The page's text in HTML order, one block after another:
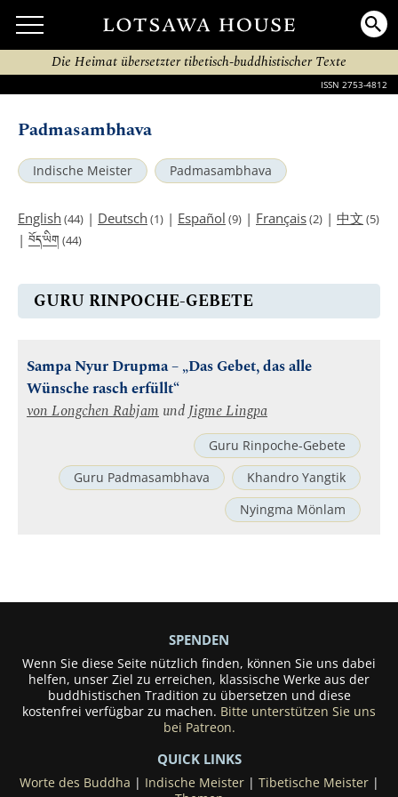
Die Heimat übersetzter tibetisch-buddhistischer Texte
ISSN 2753-4812
Padmasambhava
Indische Meister Padmasambhava
English (44) | Deutsch (1) | Español (9) | Français(2) | 中文 (5)
| བོད་ཡིག (44)
GURU RINPOCHE-GEBETE
Sampa Nyur Drupma – „Das Gebet, das alle
Wünsche rasch erfüllt“
vonLongchen Rabjam undJigme Lingpa
Guru Rinpoche-Gebete
Guru Padmasambhava
Khandro Yangtik
Nyingma Mönlam
SPENDEN
Wenn Sie diese Seite nützlich finden, können Sie uns dabei
helfen, unser Ziel zu erreichen, klassische Werke aus der
buddhistischen Tradition zu übersetzen und diese
kostenfrei verfügbar zu machen. Bitte unterstützen Sie uns
bei Patreon.
QUICK LINKS
Worte des Buddha | Indische Meister| Tibetische Meister|